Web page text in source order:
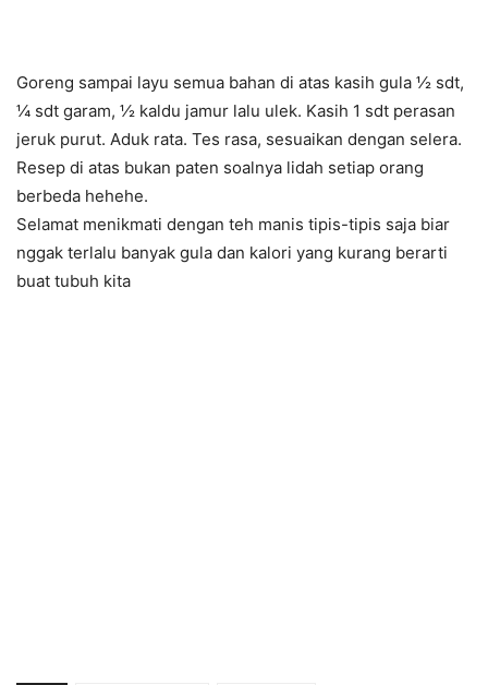
Goreng sampai layu semua bahan di atas kasih gula ½ sdt,
¼ sdt garam, ½ kaldu jamur lalu ulek. Kasih 1 sdt perasan
jeruk purut. Aduk rata. Tes rasa, sesuaikan dengan selera.
Resep di atas bukan paten soalnya lidah setiap orang
berbeda hehehe.
Selamat menikmati dengan teh manis tipis-tipis saja biar
nggak terlalu banyak gula dan kalori yang kurang berarti
buat tubuh kita